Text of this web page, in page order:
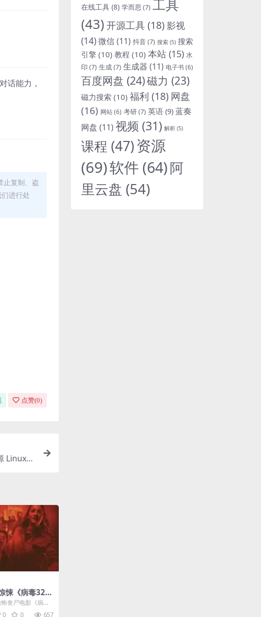
话能力，
止复制、盗
进行处
点赞(0)
Linux
悚《病毒32》
字/被称为阿
丧尸电影《病毒3
「BD32」http
0 0 657
在线工具 (8) 学而思 (7) 工具
(43)开源工具(18) 影视
(14)微信(11) 抖音(7) 搜索 (5) 搜索
引擎 (10) 教程 (10) 本站 (15) 水
印 (7) 生成(7) 生成器 (11) 电子书(6)
百度网盘 (24)磁力 (23)
磁力搜索 (10) 福利 (18) 网盘
(16) 网站(6) 考研(7) 英语 (9) 蓝奏
网盘 (11) 视频 (31) 解析 (5)
课程 (47)资源
(69)软件 (64)阿
里云盘 (54)